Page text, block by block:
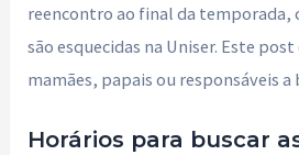
reencontro ao final da temporada,
são esquecidas na Uniser. Este post
mamães, papais ou responsáveis a
Horários para buscar